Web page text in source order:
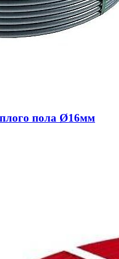
пола Ø16мм